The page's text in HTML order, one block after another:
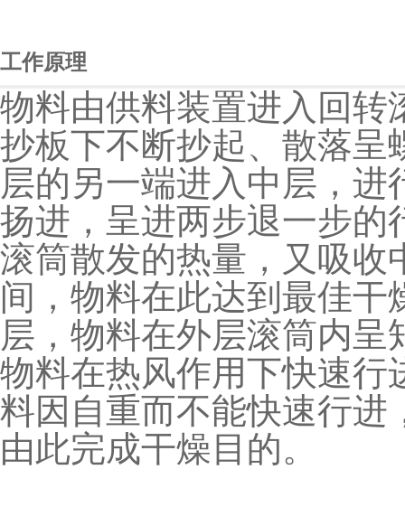
工作原理
物料由供料装置进入回转
抄板下不断抄起、散落呈
层的另一端进入中层，
扬进，呈进两步退一步的
滚筒散发的热量，又吸收
间，物料在此达到最佳
层，物料在外层滚筒内
物料在热风作用下快速行
料因自重而不能快速行进
由此完成干燥目的。